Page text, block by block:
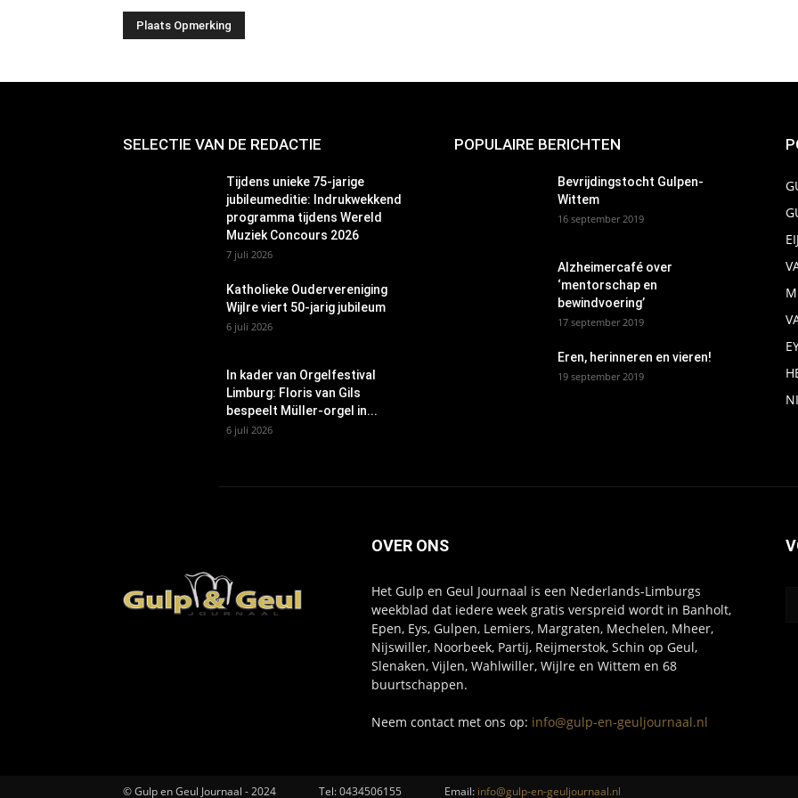
SELECTIE VAN DE REDACTIE
Tijdens unieke 75-jarige
jubileumeditie: Indrukwekkend
programma tijdens Wereld
Muziek Concours 2026
7 juli 2026
Katholieke Oudervereniging
Wijlre viert 50-jarig jubileum
6 juli 2026
In kader van Orgelfestival
Limburg: Floris van Gils
bespeelt Müller-orgel in...
6 juli 2026
POPULAIRE BERICHTEN
Bevrijdingstocht Gulpen-
Wittem
16 september 2019
Alzheimercafé over
‘mentorschap en
bewindvoering’
17 september 2019
Eren, herinneren en vieren!
19 september 2019
OVER ONS
Het Gulp en Geul Journaal is een Nederlands-Limburgs
weekblad dat iedere week gratis verspreid wordt in Banholt,
Epen, Eys, Gulpen, Lemiers, Margraten, Mechelen, Mheer,
Nijswiller, Noorbeek, Partij, Reijmerstok, Schin op Geul,
Slenaken, Vijlen, Wahlwiller, Wijlre en Wittem en 68
buurtschappen.
Neem contact met ons op: info@gulp-en-geuljournaal.nl
© Gulp en Geul Journaal - 2024 Tel:0434506155 Email: info@gulp-en-geuljournaal.nl